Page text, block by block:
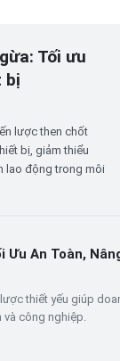
Tối ưu
bị
lược then chốt
bị, giảm thiểu
lao động trong môi
Ưu An Toàn,
thiết yếu giúp
và công nghiệp.